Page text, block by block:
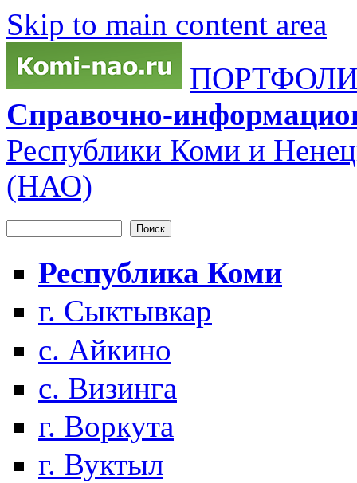
Skip to main content area
Справочно-
Республики Коми и
(НАО)
Форма поиска
Республика Коми
г. Сыктывкар
с. Айкино
с. Визинга
г. Воркута
г. Вуктыл